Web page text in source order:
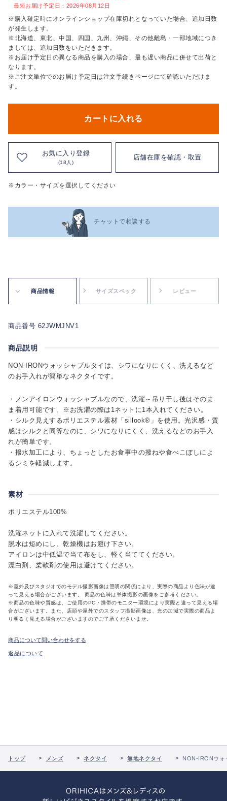
最短お届け予定日：2026年08月12日
※購入確定時にオンラインショップ在庫切れとなっていた場合、追加日数
が発生します。
※北海道、東北、中国、四国、九州、沖縄、その他離島・一部地域につき
ましては、追加日数をいただきます。
※お届け予定日の異なる商品を購入の場合、最も遅い商品に併せて出荷と
なります。
※ご注文単位でのお届け予定日は注文手続きページにて確認いただけま
す。
カートに入れる
お気に入り登録
(18人)
店舗在庫を確認・取置
※カラー・サイズを選択してください
チャットで相談する
商品情報 サイズスペック レビュー
商品番号 62JWMJNV1
商品説明
NON-IRONウォッシャブルタイは、シワになりにくく、洗えるなど
のお手入れが簡単なネクタイです。
・ノンアイロンウォッシャブルなので、洗濯～吊り干し後はそのま
ま着用可能です。※お洗濯の際は1ネットに1本入れてください。
・シルク見えするポリエステル素材「sillook®」を使用。光沢感・質
感はシルクと同等なのに、シワになりにくく、洗えるなどのお手入
れが簡単です。
・撥水加工により、ちょっとしたお食事中の撥ねや食べこぼしによ
るシミを軽減します。
素材
ポリエステル100%
洗濯ネットに入れて洗濯してください。
脱水は短めにし、乾燥機はお避け下さい。
アイロンは中低温で当て布をし、軽く当ててください。
漂白剤、柔軟剤の使用は避けてください。
※屋外及びスタジオでのモデル撮影画像は照明の関係により、実際の商品より色味が違
って見える場合がございます。 商品の色味は単体撮影の画像をご参考ください。
※商品の色味や質感は、ご使用のPC・携帯のモニター環境により実際と違って見える場
合がございます。また、店頭や屋外でのスタッフ撮影画像は、光の加減で実際の商品よ
り明るく見える場合がございますのでご了承くださいませ。
商品について問い合わせをする
返品について
トップ メンズ ネクタイ 無地ネクタイ NON-IRONウォ